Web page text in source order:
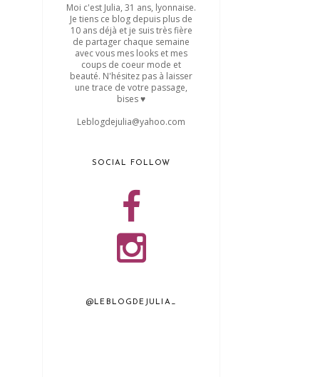
Moi c'est Julia, 31 ans, lyonnaise.
Je tiens ce blog depuis plus de
10 ans déjà et je suis très fière
de partager chaque semaine
avec vous mes looks et mes
coups de coeur mode et
beauté. N'hésitez pas à laisser
une trace de votre passage,
bises ♥
Leblogdejulia@yahoo.com
SOCIAL FOLLOW
@LEBLOGDEJULIA_